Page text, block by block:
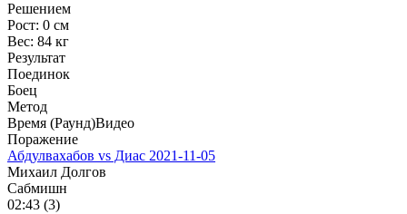
Решением
Рост: 0 см
Вес: 84 кг
Результат
Поединок
Боец
Метод
Время (Раунд)Видео
Поражение
Абдулвахабов vs Диас 2021-11-05
Михаил Долгов
Сабмишн
02:43 (3)